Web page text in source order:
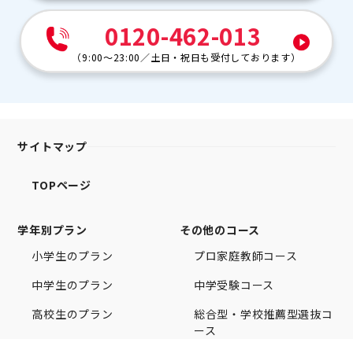
0120-462-013
（9:00～23:00 ／土日・祝日も受付しております）
サイトマップ
TOPページ
学年別プラン
小学生のプラン
中学生のプラン
高校生のプラン
その他のコース
プロ家庭教師コース
中学受験コース
総合型・学校推薦型選抜コ
ース